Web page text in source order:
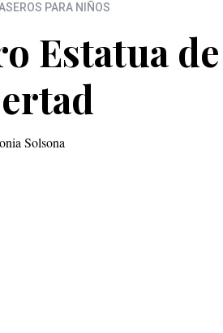
PARA NIÑOS
Estatua
Solsona